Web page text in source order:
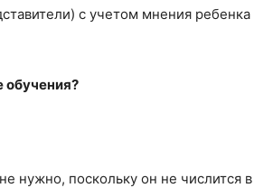
с учетом мнения ребенка
нужно, поскольку он не числится в